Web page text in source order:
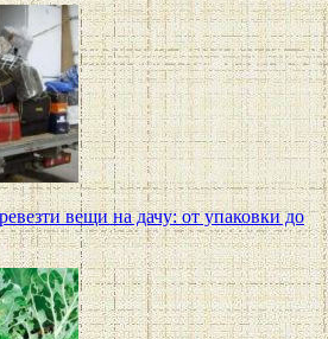
вещи на дачу: от упаковки до